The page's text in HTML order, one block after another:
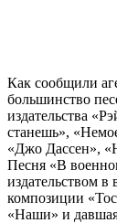
Как сообщили
большинство
издательства
станешь»,
«Джо Дассен»,
Песня «В
издательством
композиции
«Наши» и